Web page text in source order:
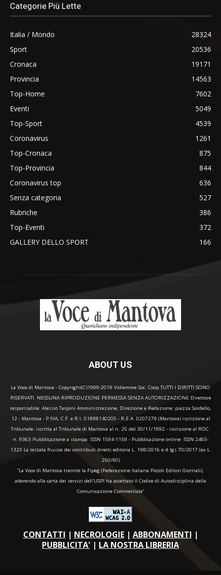
Categorie Più Lette
Italia / Mondo
28324
Sport
20536
Cronaca
19171
Provincia
14563
Top-Home
7602
Eventi
5049
Top-Sport
4539
Coronavirus
1261
Top-Cronaca
875
Top-Provincia
844
Coronavirus top
636
Senza categoria
527
Rubriche
386
Top-Eventi
372
GALLERY DELLO SPORT
166
ABOUT US
La Voce di Mantova - Copyright(C)1999-2019 Vidiemme Soc. Coop TUTTI I DIRITTI SONO
RISERVATI. NESSUNA RIPRODUZIONE PERMESSA SENZA AUTORIZZAZIONE Direttore
responsabile: Alessio Tarpini Amministrazione, Direzione e Redazione: piazza Sordello,
12 - Mantova - P.IVA, C.F. e R.I. 01898140205 - R.E.A. 0207279 (Mantova) iscrizione al
Tribunale: iscritta al Tribunale di Mantova al n. 25 del 30/11/1992 - iscrizione al ROC:
n. 9363 Pubblicazione a stampa: ISSN 1594-1159 - Pubblicazione online: ISSN 2465-
132X La testata fruisce dei contributi diretti editoria L. 198/2016 e d.lgs 70/2017 (ex L.
250/90)
“La Voce di Mantova tramite la Fipeg (Federazione Italiana Piccoli Editori Giornali),
aderendo alla carta dei servizi dell'USPI ha accettato il Codice di Autodisciplina della
Comunicazione Commerciale"
CONTATTI | NECROLOGIE| ABBONAMENTI |
PUBBLICITA' | LA NOSTRA LIBRERIA